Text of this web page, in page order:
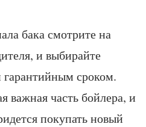
бака смотрите на
и выбирайте
сроком.
важная часть бойлера, и
покупать новый